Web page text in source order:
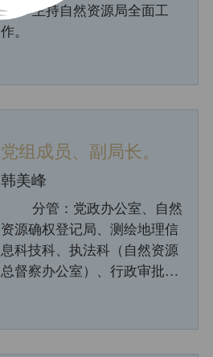
主持自然资源局全面工
作。
党组成员、副局长。
韩美峰
分管：党政办公室、自然
资源确权登记局、测绘地理信
息科技科、执法科（自然资源
总督察办公室）、行政审批科
登记中心、通辽市自然资源局